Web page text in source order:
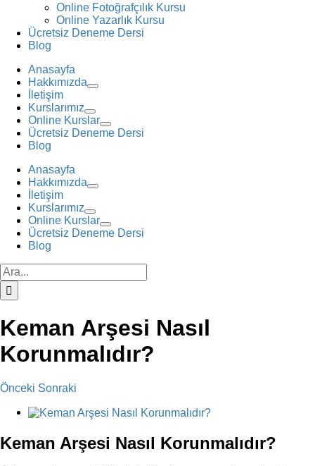
Online Fotoğrafçılık Kursu
Online Yazarlık Kursu
Ücretsiz Deneme Dersi
Blog
Anasayfa
Hakkımızda
İletişim
Kurslarımız
Online Kurslar
Ücretsiz Deneme Dersi
Blog
Anasayfa
Hakkımızda
İletişim
Kurslarımız
Online Kurslar
Ücretsiz Deneme Dersi
Blog
Ara:
Keman Arşesi Nasıl
Korunmalıdır?
Önceki Sonraki
View
Image
Keman Arşesi Nasıl Korunmalıdır?